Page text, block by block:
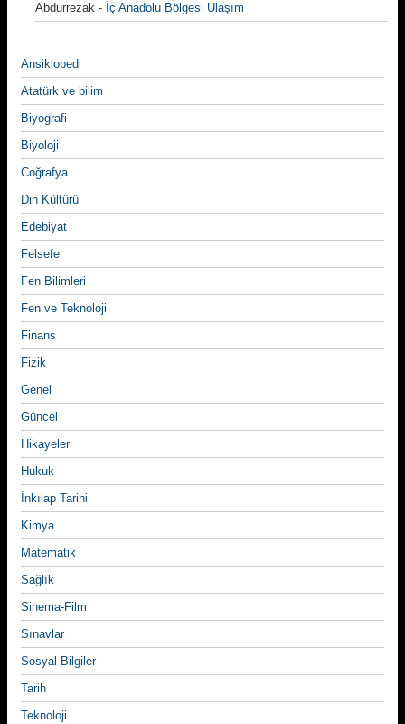
Abdurrezak - İç Anadolu Bölgesi Ulaşım
Ansiklopedi
Atatürk ve bilim
Biyografi
Biyoloji
Coğrafya
Din Kültürü
Edebiyat
Felsefe
Fen Bilimleri
Fen ve Teknoloji
Finans
Fizik
Genel
Güncel
Hikayeler
Hukuk
İnkılap Tarihi
Kimya
Matematik
Sağlık
Sinema-Film
Sınavlar
Sosyal Bilgiler
Tarih
Teknoloji